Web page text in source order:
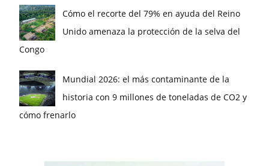
Cómo el recorte del 79% en ayuda del Reino
Unido amenaza la protección de la selva del
Congo
Mundial 2026: el más contaminante de la
historia con 9 millones de toneladas de CO2 y
cómo frenarlo